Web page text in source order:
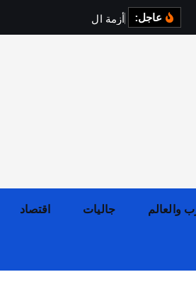
عاجل: أزمة الكهر با ء
والعالم جاليات اقتصاد